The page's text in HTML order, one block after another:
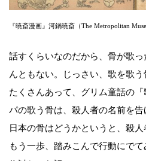
『暁斎漫画』河鍋暁斎（The Metropolitan
話すくらいなのだから、骨が歌
んともない。じっさい、歌を歌
たくさんあって、グリム童話の
パの歌う骨は、殺人者の名前を告
日本の骨はどうかというと、殺
もう一歩、踏みこんで行動にで